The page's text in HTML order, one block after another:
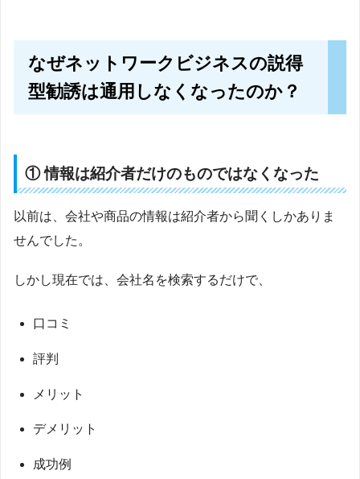
なぜネットワークビジネスの説得
型勧誘は通用しなくなったのか？
① 情報は紹介者だけのものではなくなった
以前は、会社や商品の情報は紹介者から聞くしかありま
せんでした。
しかし現在では、会社名を検索するだけで、
口コミ
評判
メリット
デメリット
成功例